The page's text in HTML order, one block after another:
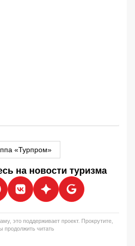
«Турпром»
на новости туризма
это поддерживает проект. Прокрутите,
продолжить читать